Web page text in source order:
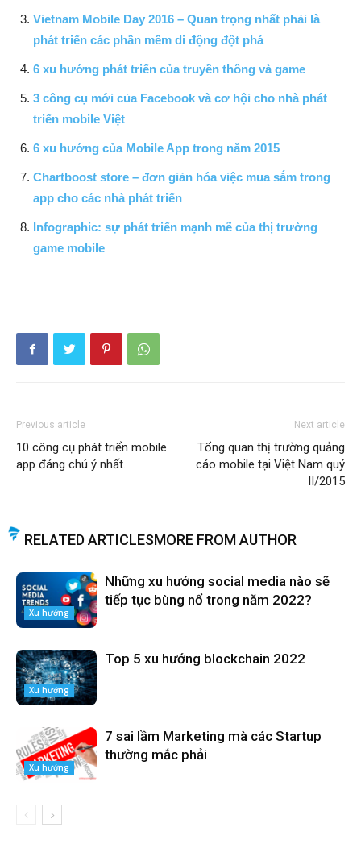
Vietnam Mobile Day 2016 – Quan trọng nhất phải là
phát triển các phần mềm di động đột phá
6 xu hướng phát triển của truyền thông và game
3 công cụ mới của Facebook và cơ hội cho nhà phát
triển mobile Việt
6 xu hướng của Mobile App trong năm 2015
Chartboost store – đơn giản hóa việc mua sắm trong
app cho các nhà phát triển
Infographic: sự phát triển mạnh mẽ của thị trường
game mobile
Previous article
10 công cụ phát triển mobile
app đáng chú ý nhất.
Next article
Tổng quan thị trường quảng
cáo mobile tại Việt Nam quý
II/2015
RELATED ARTICLESMORE FROM AUTHOR
Xu hướng
Những xu hướng social media nào sẽ
tiếp tục bùng nổ trong năm 2022?
Xu hướng
Top 5 xu hướng blockchain 2022
Xu hướng
7 sai lầm Marketing mà các Startup
thường mắc phải